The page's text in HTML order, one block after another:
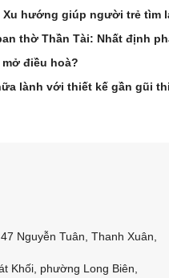
hướng giúp người trẻ tìm
thờ Thần Tài: Nhất định
điều hoà?
lành với thiết kế gần gũi
Nguyễn Tuân, Thanh Xuân,
Khối, phường Long Biên,